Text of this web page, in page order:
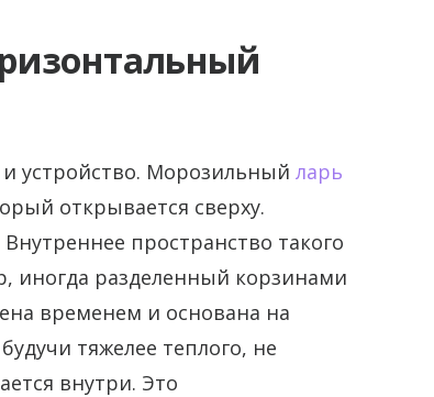
устройство. Морозильный ларь
открывается сверху.
пространство такого
иногда разделенный корзинами
временем и основана на
тяжелее теплого, не
внутри. Это